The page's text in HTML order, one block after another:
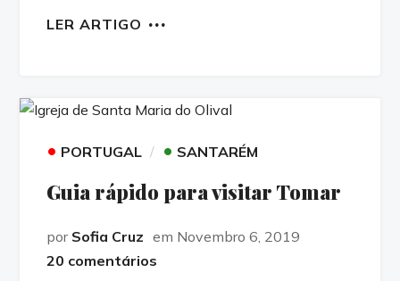
LER ARTIGO
• PORTUGAL • SANTARÉM
Guia rápido para visitar Tomar
por Sofia Cruz em Novembro 6, 2019
20 comentários